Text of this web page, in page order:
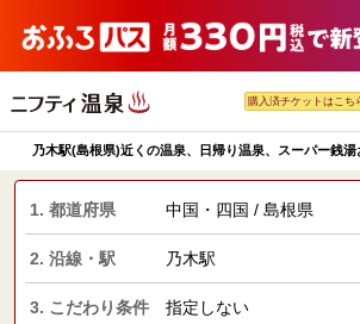
購入済チケットはこち
乃木駅(島根県)近くの温泉、日帰り温泉、スーパー銭湯
1. 都道府県 中国・四国 / 島根県
2. 沿線・駅 乃木駅
3. こだわり条件 指定しない